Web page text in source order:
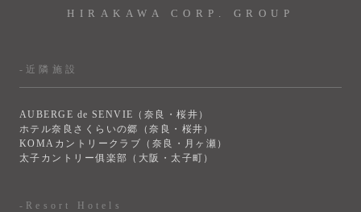
HIRAKAWA CORP. GROUP
-近隣施設
AUBERGE de SENVIE（奈良・桜井）
ホテル奈良さくらいの郷（奈良・桜井）
KOMAカントリークラブ（奈良・月ヶ瀬）
太子カントリー俱楽部（大阪・太子町）
-Resort Hotels